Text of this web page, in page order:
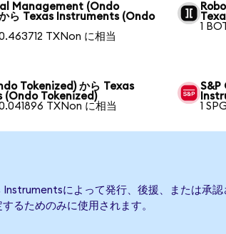
Management (Ondo
ら Texas Instruments (Ondo
TXNon に相当
1
Tokenized) から Texas
(Ondo Tokenized)
TXNon に相当
S&P
1
Instrumentsによって発行、後援、または承
るためのみに使用されます。